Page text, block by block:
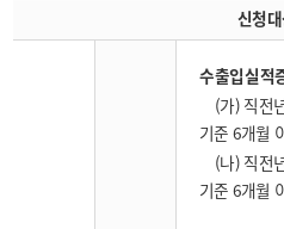
신청
수출입실적
(가) 직전
기준 6개월
(나) 직전
기준 6개월